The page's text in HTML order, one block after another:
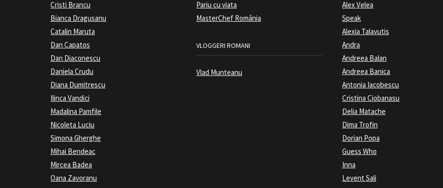
Cristi Brancu
Bianca Dragusanu
Catalin Maruta
Dan Capatos
Dan Diaconescu
Daniela Crudu
Diana Dumitrescu
Ilinca Vandici
Madalina Pamfile
Nicoleta Luciu
Simona Gherghe
Mihai Bendeac
Mircea Badea
Oana Zavoranu
Pariu cu viata
MasterChef România
VLOGGERI ROMANI
Vlad Munteanu
Alex Velea
Speak
Alexia Talavutis
Andra
Andreea Balan
Andreea Banica
Antonia Iacobescu
Cristina Ciobanasu
Delia Matache
Dima Trofin
Dorian Popa
Guess Who
Inna
Levent Sali